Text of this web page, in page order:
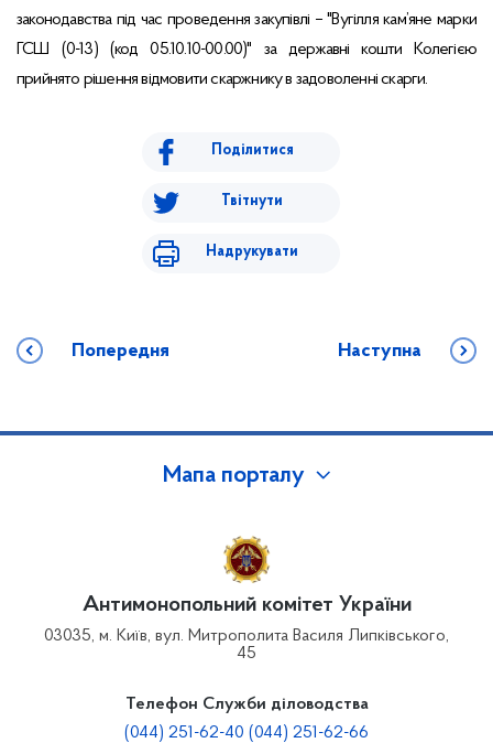
законодавства під час проведення закупівлі – "Вугілля кам’яне марки
ГСШ (0-13) (код 05.10.10-00.00)" за державні кошти Колегією
прийнято рішення відмовити скаржнику в задоволенні скарги.
Поділитися
Твітнути
Надрукувати
Попередня Наступна
Мапа порталу
Антимонопольний комітет України
03035, м. Київ, вул. Митрополита Василя Липківського,
45
Телефон Служби діловодства
(044) 251-62-40 (044) 251-62-66